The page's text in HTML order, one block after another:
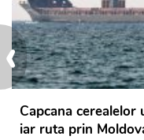
‹
Capcana cerealelor
iar ruta prin